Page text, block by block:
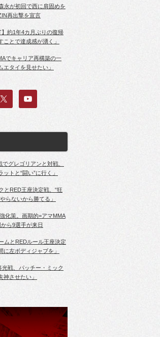
永が初回で西に肩固めを
再出撃を宣言
】約1年4カ月ぶりの復帰
とで達成感が湧く」
でキャリア再構築の一
タイを見せたい」
グレゴリアンと対戦、
トと“闘い”に行く」
とRED王座決定戦、“狂
らないから勝てる」
化策。画期的=アマMMA
ら9選手が来日
ムとREDルール王座決定
左ボディジャブを」
光戦、パッチー・ミック
神させたい」